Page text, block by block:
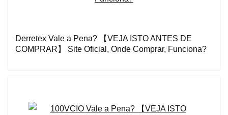
Derretex Vale a Pena? 【VEJA ISTO ANTES DE
COMPRAR】 Site Oficial, Onde Comprar, Funciona?